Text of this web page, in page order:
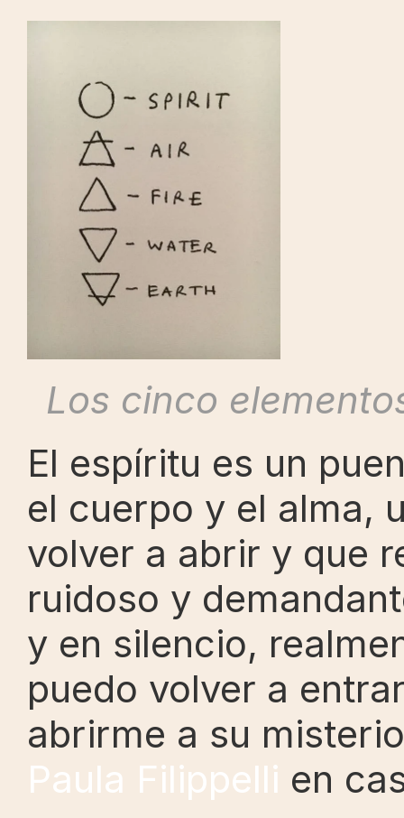
Los cinco
El espíritu es un
el cuerpo y el alma,
volver a abrir y que
ruidoso y
y en silencio,
puedo volver a
Paula Filippelli en